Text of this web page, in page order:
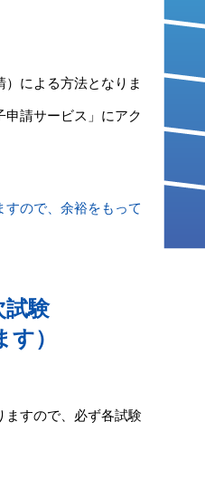
による方法となりま
請サービス」にアク
ので、余裕をもって
試験
）
ますので、必ず各試験